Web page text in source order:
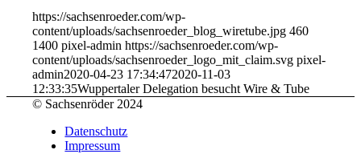
https://sachsenroeder.com/wp-
content/uploads/sachsenroeder_blog_wiretube.jpg 460
1400 pixel-admin https://sachsenroeder.com/wp-
content/uploads/sachsenroeder_logo_mit_claim.svg pixel-
admin2020-04-23 17:34:472020-11-03
12:33:35Wuppertaler Delegation besucht Wire & Tube
© Sachsenröder 2024
Datenschutz
Impressum